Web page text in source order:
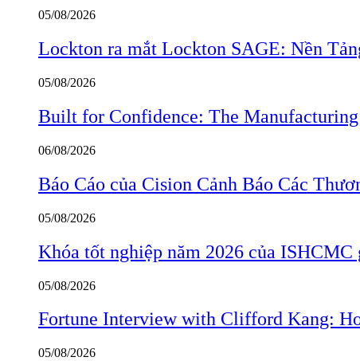
05/08/2026
Lockton ra mắt Lockton SAGE: Nền
05/08/2026
Built for Confidence: The
06/08/2026
Báo Cáo của Cision Cảnh Báo Các
05/08/2026
Khóa tốt nghiệp năm 2026 của
05/08/2026
Fortune Interview with Clifford Kang:
05/08/2026